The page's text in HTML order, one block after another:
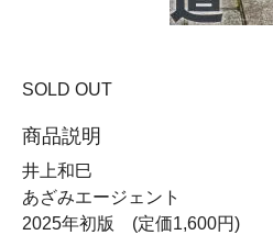
SOLD OUT
商品説明
井上和巳
あざみエージェント
2025年初版 (定価1,600円)